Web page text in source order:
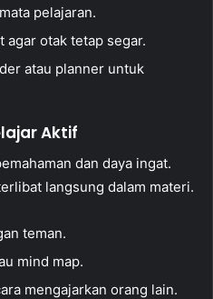
pelajaran.
agar otak tetap segar.
atau planner untuk
Aktif
dan daya ingat.
langsung dalam materi.
teman.
mind map.
mengajarkan orang lain.